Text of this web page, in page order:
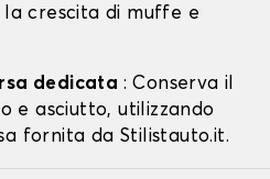
crescita di muffe e
dedicata : Conserva il
e asciutto, utilizzando
fornita da Stilistauto.it.